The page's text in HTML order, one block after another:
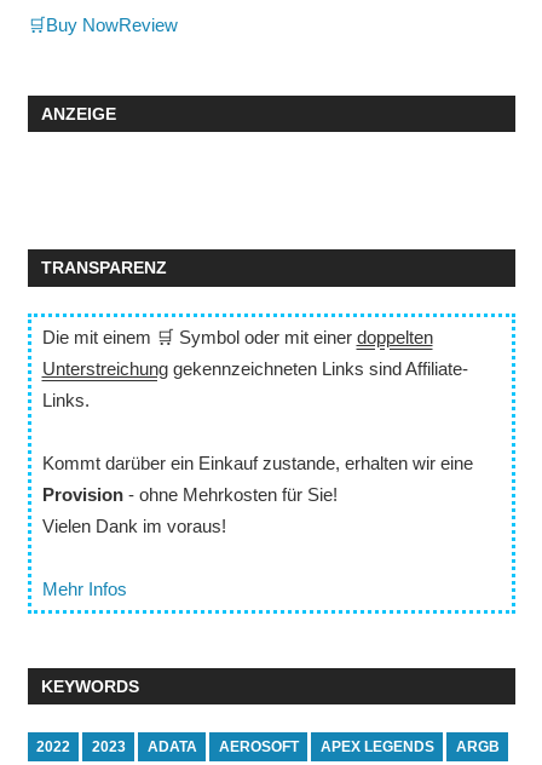
🛒Buy NowReview
ANZEIGE
TRANSPARENZ
Die mit einem 🛒 Symbol oder mit einer doppelten
Unterstreichunggekennzeichneten Links sind Affiliate-
Links.
Kommt darüber ein Einkauf zustande, erhalten wir eine
Provision- ohne Mehrkosten für Sie!
Vielen Dank im voraus!
Mehr Infos
KEYWORDS
2022 2023 ADATA AEROSOFT APEX LEGENDS ARGB